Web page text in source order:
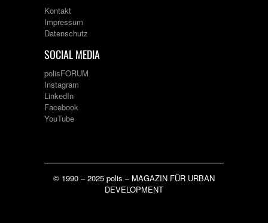
Kontakt
Impressum
Datenschutz
SOCIAL MEDIA
polisFORUM
Instagram
LinkedIn
Facebook
YouTube
© 1990 – 2025 polis – MAGAZIN FÜR URBAN
DEVELOPMENT